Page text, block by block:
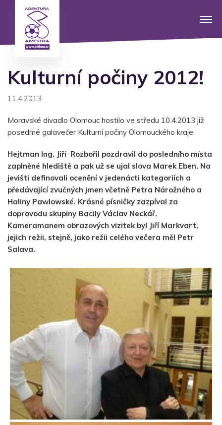
Kulturní počiny 2012!
11.4.2013
Moravské divadlo Olomouc hostilo ve středu 10.4.2013 již
posedmé galavečer Kulturní počiny Olomouckého kraje.
Hejtman Ing. Jiří Rozbořil pozdravil do posledního místa
zaplněné hlediště a pak už se ujal slova Marek Eben. Na
jevišti definovali ocenění v jedenácti kategoriích a
předávající zvučných jmen včetně Petra Nárožného a
Haliny Pawlowské. Krásné písničky zazpíval za
doprovodu skupiny Bacily Václav Neckář.
Kameramanem obrazových vizitek byl Jiří Markvart,
jejich režii, stejně, jako režii celého večera měl Petr
Salava.